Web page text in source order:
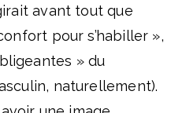
avant tout que
pour s’habiller »,
» du
naturellement).